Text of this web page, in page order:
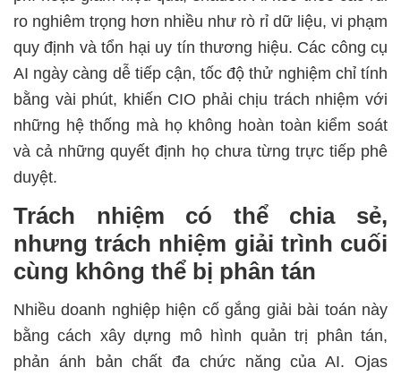
ro nghiêm trọng hơn nhiều như rò rỉ dữ liệu, vi phạm
quy định và tổn hại uy tín thương hiệu. Các công cụ
AI ngày càng dễ tiếp cận, tốc độ thử nghiệm chỉ tính
bằng vài phút, khiến CIO phải chịu trách nhiệm với
những hệ thống mà họ không hoàn toàn kiểm soát
và cả những quyết định họ chưa từng trực tiếp phê
duyệt.
Trách nhiệm có thể chia sẻ,
nhưng trách nhiệm giải trình cuối
cùng không thể bị phân tán
Nhiều doanh nghiệp hiện cố gắng giải bài toán này
bằng cách xây dựng mô hình quản trị phân tán,
phản ánh bản chất đa chức năng của AI. Ojas